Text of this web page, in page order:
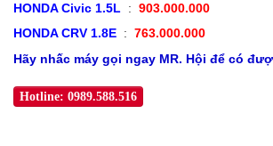
HONDA Civic 1.5L : 903.000.000
HONDA CRV 1.8E : 763.000.000
Hãy nhấc máy gọi ngay MR. Hội để có
Hotline: 0989.588.516